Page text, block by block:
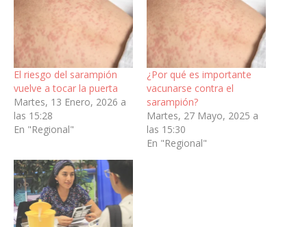
El riesgo del sarampión
vuelve a tocar la puerta
Martes, 13 Enero, 2026 a
las 15:28
En "Regional"
¿Por qué es importante
vacunarse contra el
sarampión?
Martes, 27 Mayo, 2025 a
las 15:30
En "Regional"